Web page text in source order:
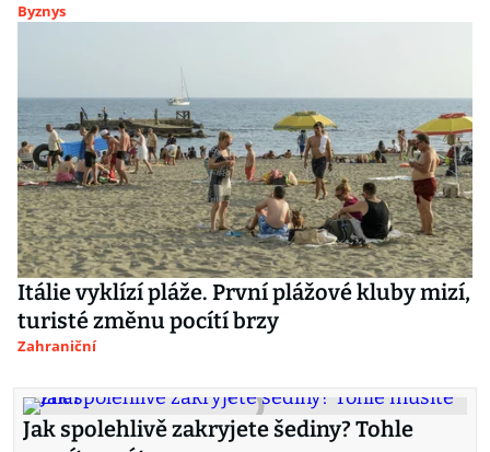
Byznys
Itálie vyklízí pláže. První plážové kluby mizí,
turisté změnu pocítí brzy
Zahraniční
Jak spolehlivě zakryjete šediny? Tohle